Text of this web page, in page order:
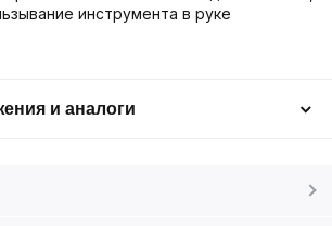
инструмента в руке
и аналоги